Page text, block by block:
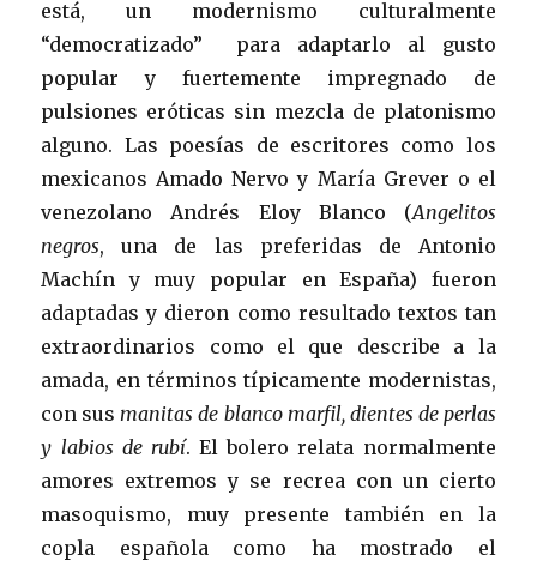
está, un modernismo culturalmente
“democratizado” para adaptarlo al gusto
popular y fuertemente impregnado de
pulsiones eróticas sin mezcla de platonismo
alguno. Las poesías de escritores como los
mexicanos Amado Nervo y María Grever o el
venezolano Andrés Eloy Blanco (Angelitos
negros, una de las preferidas de Antonio
Machín y muy popular en España) fueron
adaptadas y dieron como resultado textos tan
extraordinarios como el que describe a la
amada, en términos típicamente modernistas,
con sus manitas de blanco marfil, dientes de perlas
y labios de rubí. El bolero relata normalmente
amores extremos y se recrea con un cierto
masoquismo, muy presente también en la
copla española como ha mostrado el